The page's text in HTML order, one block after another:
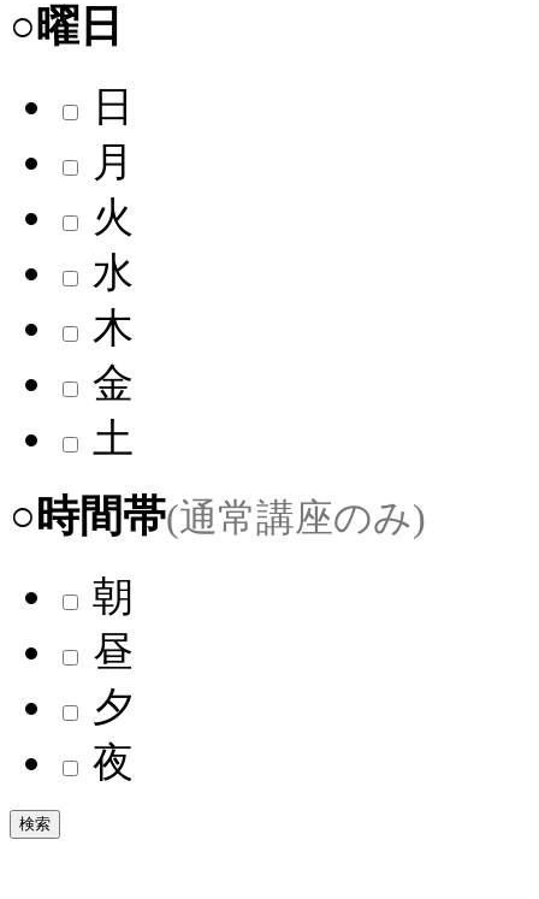
○曜日
日
月
火
水
木
金
土
○時間帯(通常講座のみ)
朝
昼
夕
夜
検索